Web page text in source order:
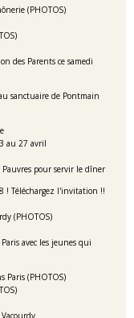
(PHOTOS)
des Parents ce samedi
sanctuaire de Pontmain
au 27 avril
Pauvres pour servir le dîner
! Téléchargez l'invitation !!
(PHOTOS)
avec les jeunes qui
Paris (PHOTOS)